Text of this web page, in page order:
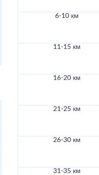
6-10 км
11-15 км
16-20 км
21-25 км
26-30 км
31-35 км